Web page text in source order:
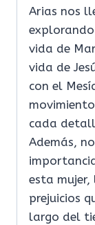
Arias nos
vida de
vida de
con el
cada
Además,
esta
prejuicios
largo del